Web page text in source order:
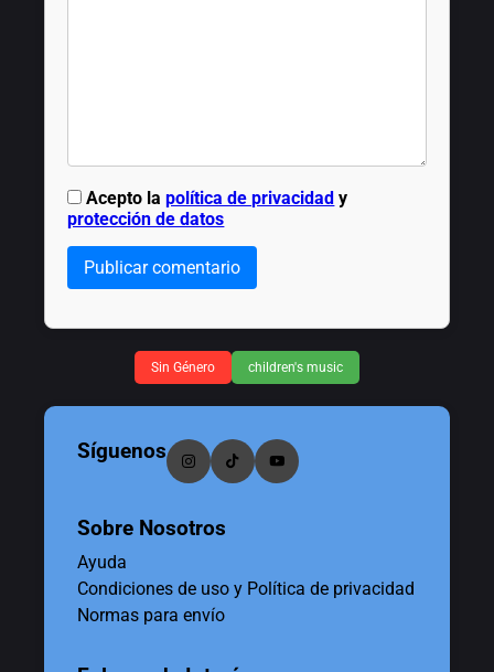
Acepto lapolítica de privacidad y
protección de datos
Publicar comentario
Sin Género children's music
Síguenos
Sobre Nosotros
Ayuda
Condiciones de uso y Política de privacidad
Normas para envío